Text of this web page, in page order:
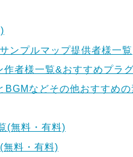
ンプルマップ提供者様一覧
者様一覧&おすすめプラ
BGMなどその他おすすめの
(無料・有料)
無料・有料)